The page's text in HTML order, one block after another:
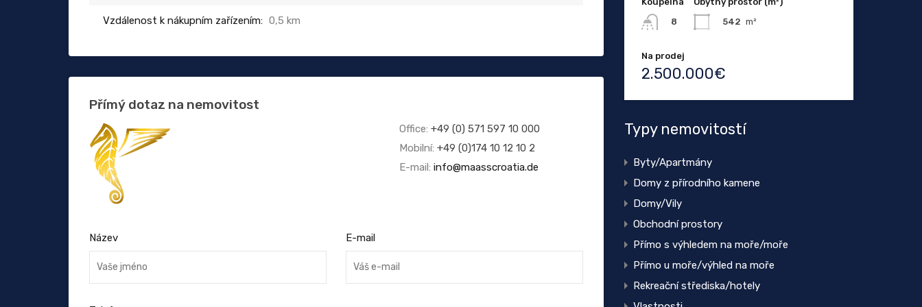
Vzdálenost k nákupním zařízením: 0,5 km
Přímý dotaz na nemovitost
Office: +49 (0) 571 597 10 000
Mobilní: +49 (0)174 10 12 10 2
E-mail: info@maasscroatia.de
Název E-mail
8
542 m²
Na prodej
2.500.000€
Typy nemovitostí
Byty/Apartmány
Domy z přírodního kamene
Domy/Vily
Obchodní prostory
Přímo s výhledem na moře/moře
Přímo u moře/výhled na moře
Rekreační střediska/hotely